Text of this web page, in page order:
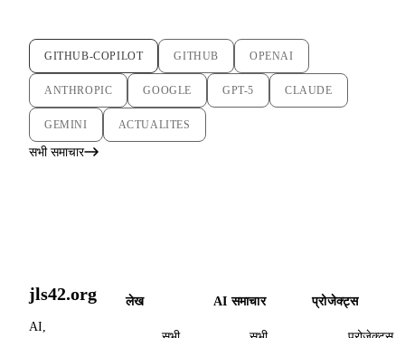
GITHUB-COPILOT GITHUB OPENAI
ANTHROPIC GOOGLE GPT-5 CLAUDE
GEMINI ACTUALITES
सभी समाचार
jls42.org
AI,
लेख AI समाचार प्रोजेक्ट्स